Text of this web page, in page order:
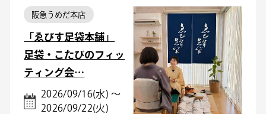
阪急うめだ本店
「ゑびす足袋本舗」
足袋・こたびのフィッ
ティング会…
2026/09/16(水) ～
2026/09/22(火)